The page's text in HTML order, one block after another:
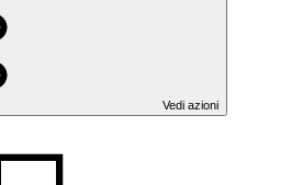
Vedi azioni